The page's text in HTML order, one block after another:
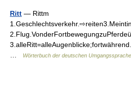
Ritt — Rittm
Wörterbuch der deutschen Umgangssprache